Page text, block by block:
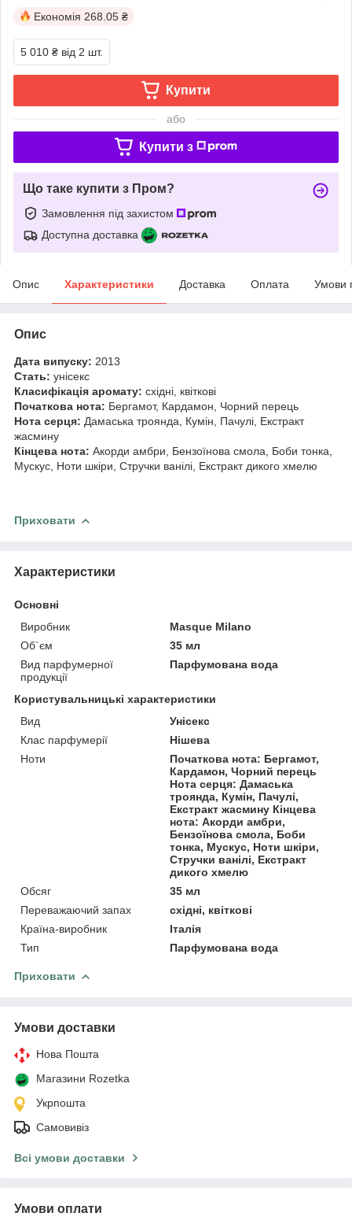
Економія 268.05 ₴
5 010 ₴ від 2 шт.
Купити
або
Купити з
Що таке купити з Пром?
Замовлення під захистом
Доступна доставка
Опис Характеристики Доставка Оплата Умови
Опис
Дата випуску: 2013
Стать: унісекс
Класифікація аромату: східні, квіткові
Початкова нота: Бергамот, Кардамон, Чорний перець
Нота серця: Дамаська троянда, Кумін, Пачулі, Екстракт
жасмину
Кінцева нота: Акорди амбри, Бензоїнова смола, Боби тонка,
Мускус, Ноти шкіри, Стручки ванілі, Екстракт дикого хмелю
Приховати
Характеристики
Основні
Виробник
Masque Milano
Об`єм
35 мл
Вид парфумерної
продукції
Парфумована вода
Користувальницькі характеристики
Вид
Унісекс
Клас парфумерії
Нішева
Ноти
Початкова нота: Бергамот,
Кардамон, Чорний перець
Нота серця: Дамаська
троянда, Кумін, Пачулі,
Екстракт жасмину Кінцева
нота: Акорди амбри,
Бензоїнова смола, Боби
тонка, Мускус, Ноти шкіри,
Стручки ванілі, Екстракт
дикого хмелю
Обсяг
35 мл
Переважаючий запах
східні, квіткові
Країна-виробник
Італія
Тип
Парфумована вода
Приховати
Умови доставки
Нова Пошта
Магазини Rozetka
Укрпошта
Самовивіз
Всі умови доставки
Умови оплати